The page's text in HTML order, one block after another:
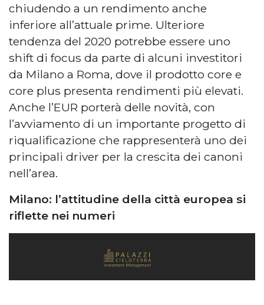
chiudendo a un rendimento anche
inferiore all’attuale prime. Ulteriore
tendenza del 2020 potrebbe essere uno
shift di focus da parte di alcuni investitori
da Milano a Roma, dove il prodotto core e
core plus presenta rendimenti più elevati.
Anche l’EUR porterà delle novità, con
l’avviamento di un importante progetto di
riqualificazione che rappresenterà uno dei
principali driver per la crescita dei canoni
nell’area.
Milano: l’attitudine della città europea si
riflette nei numeri